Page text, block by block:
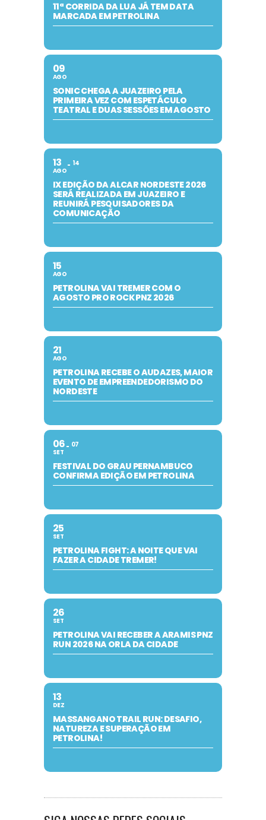
11ª CORRIDA DA LUA JÁ TEM DATA
MARCADA EM PETROLINA
09
AGO
SONIC CHEGA A JUAZEIRO PELA
PRIMEIRA VEZ COM ESPETÁCULO
TEATRAL E DUAS SESSÕES EM AGOSTO
13
AGO
14
IX EDIÇÃO DA ALCAR NORDESTE 2026
SERÁ REALIZADA EM JUAZEIRO E
REUNIRÁ PESQUISADORES DA
COMUNICAÇÃO
15
AGO
PETROLINA VAI TREMER COM O
AGOSTO PRO ROCK PNZ 2026
21
AGO
PETROLINA RECEBE O AUDAZES, MAIOR
EVENTO DE EMPREENDEDORISMO DO
NORDESTE
06
SET
07
FESTIVAL DO GRAU PERNAMBUCO
CONFIRMA EDIÇÃO EM PETROLINA
25
SET
PETROLINA FIGHT: A NOITE QUE VAI
FAZER A CIDADE TREMER!
26
SET
PETROLINA VAI RECEBER A ARAMIS PNZ
RUN 2026 NA ORLA DA CIDADE
13
DEZ
MASSANGANO TRAIL RUN: DESAFIO,
NATUREZA E SUPERAÇÃO EM
PETROLINA!